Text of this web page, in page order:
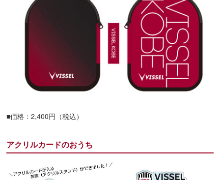
■価格：2,400円（税込）
アクリルカードのおうち